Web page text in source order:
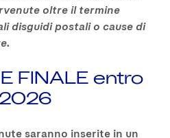
oltre il termine
disguidi postali o cause di
FINALE entro
2026
saranno inserite in un